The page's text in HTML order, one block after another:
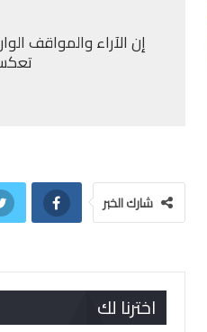
إن الآراء والمواقف
تعكس
شارك الخبر
اخترنا لك